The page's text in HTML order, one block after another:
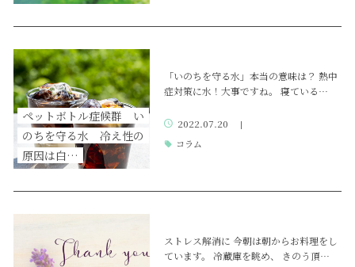
ペットボトル症候群 い
のちを守る水 冷え性の
原因は白…
「いのちを守る水」本当の意味は？ 熱中
症対策に水！大事ですね。 寝ている…
2022.07.20 |
コラム
ストレス解消に 今朝は朝からお料理をし
ています。 冷蔵庫を眺め、 きのう頂…